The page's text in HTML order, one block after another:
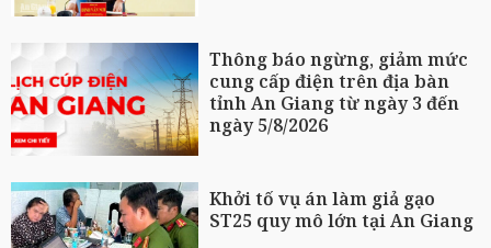
Thông báo ngừng, giảm mức
cung cấp điện trên địa bàn
tỉnh An Giang từ ngày 3 đến
ngày 5/8/2026
Khởi tố vụ án làm giả gạo
ST25 quy mô lớn tại An Giang